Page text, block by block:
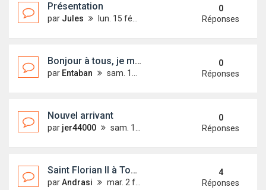
Présentation
par Jules lun. 15 févr. 2021 15:28
0
Réponses
Bonjour à tous, je me prèsente
par Entaban sam. 13 févr. 2021 23:33
0
Réponses
Nouvel arrivant
par jer44000 sam. 13 févr. 2021 21:35
0
Réponses
Saint Florian II à Toulon
parAndrasi mar. 2 févr. 2021 18:06
4
Réponses